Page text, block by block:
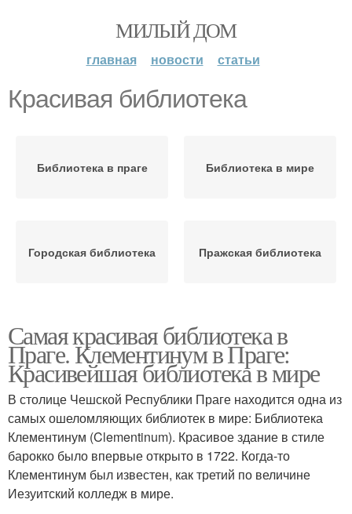
МИЛЫЙ ДОМ
главная новости статьи
Красивая библиотека
Библиотека в праге Библиотека в мире
Городская библиотека Пражская библиотека
Самая красивая библиотека в
Праге. Клементинум в Праге:
Красивейшая библиотека в мире
В столице Чешской Республики Праге находится одна из
самых ошеломляющих библиотек в мире: Библиотека
Клементинум (Clementinum). Красивое здание в стиле
барокко было впервые открыто в 1722. Когда-то
Клементинум был известен, как третий по величине
Иезуитский колледж в мире.